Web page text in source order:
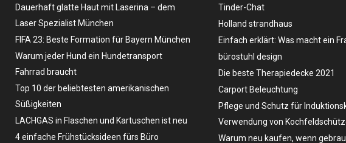
Dauerhaft glatte Haut mit Laserina – dem
Laser Spezialist München
FIFA 23: Beste Formation für Bayern München
Warum jeder Hund ein Hundetransport
Fahrrad braucht
Top 10 der beliebtesten amerikanischen
Süßigkeiten
LACHGAS in Flaschen und Kartuschen ist neu
4 einfache Frühstücksideen fürs Büro
Tinder-Chat
Holland strandhaus
Einfach erklärt: Was macht ein
bürostuhl design
Die beste Therapiedecke 2021
Carport Beleuchtung
Pflege und Schutz für
Verwendung von
Warum neu kaufen, wenn